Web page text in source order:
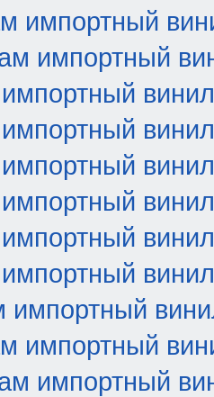
импортный
импортный
винил
винил
винил
винил
винил
винил
импортный
импортный
импортный